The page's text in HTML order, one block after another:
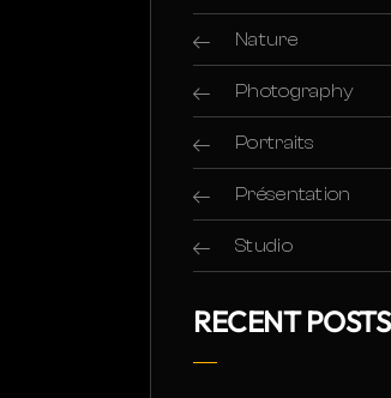
Nature
Photography
Portraits
Présentation
Studio
RECENT POSTS